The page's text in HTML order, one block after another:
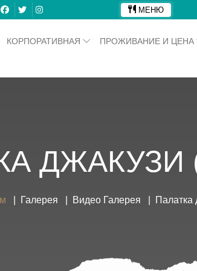
МЕНЮ
КОРПОРАТИВНАЯ ПРОЖИВАНИЕ И ЦЕНА
ДЖАКУЗИ
Галерея Видео Галерея Палатка